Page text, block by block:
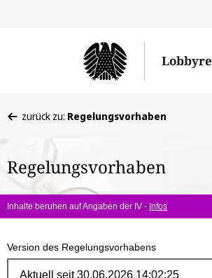
befinden
hier:
zurück zu: Regelungsvorhaben
Regelungsvorhaben
Inhalte beruhen auf Angaben der IV - Infos
Version des Regelungsvorhabens